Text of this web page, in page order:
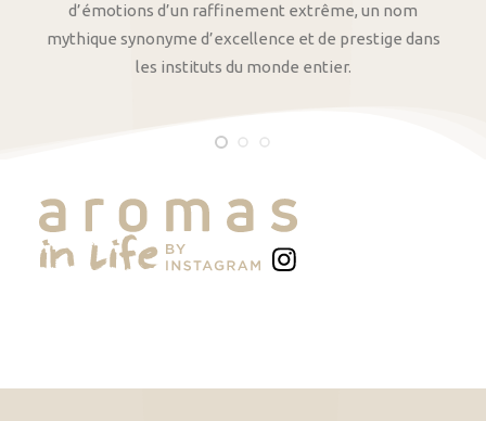
d’émotions d’un raffinement extrême, un nom
mythique synonyme d’excellence et de prestige dans
les instituts du monde entier.